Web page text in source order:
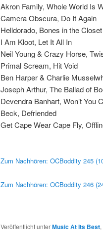
Akron Family, Whole World Is
Camera Obscura, Do It Again
Helldorado, Bones in the Closet
I Am Kloot, Let It All In
Neil Young & Crazy Horse,
Primal Scream, Hit Void
Ben Harper & Charlie
Joseph Arthur, The Ballad of
Devendra Banhart, Won’t You
Beck, Defriended
Get Cape Wear Cape Fly,
Zum Nachhören: OCBoddity 245
Zum Nachhören: OCBoddity 246
Veröffentlicht unterMusic At Its Best,